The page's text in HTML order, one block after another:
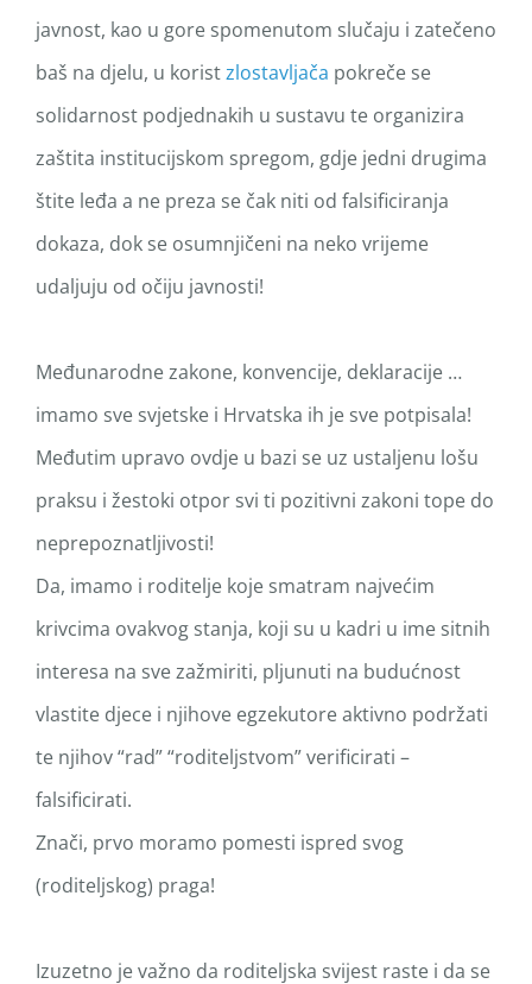
javnost, kao u gore spomenutom slučaju i zatečeno
baš na djelu, u koristzlostavljača pokreče se
solidarnost podjednakih u sustavu te organizira
zaštita institucijskom spregom, gdje jedni drugima
štite leđa a ne preza se čak niti od falsificiranja
dokaza, dok se osumnjičeni na neko vrijeme
udaljuju od očiju javnosti!
Međunarodne zakone, konvencije, deklaracije …
imamo sve svjetske i Hrvatska ih je sve potpisala!
Međutim upravo ovdje u bazi se uz ustaljenu lošu
praksu i žestoki otpor svi ti pozitivni zakoni tope do
neprepoznatljivosti!
Da, imamo i roditelje koje smatram najvećim
krivcima ovakvog stanja, koji su u kadri u ime sitnih
interesa na sve zažmiriti, pljunuti na budućnost
vlastite djece i njihove egzekutore aktivno podržati
te njihov “rad” “roditeljstvom” verificirati –
falsificirati.
Znači, prvo moramo pomesti ispred svog
(roditeljskog) praga!
Izuzetno je važno da roditeljska svijest raste i da se